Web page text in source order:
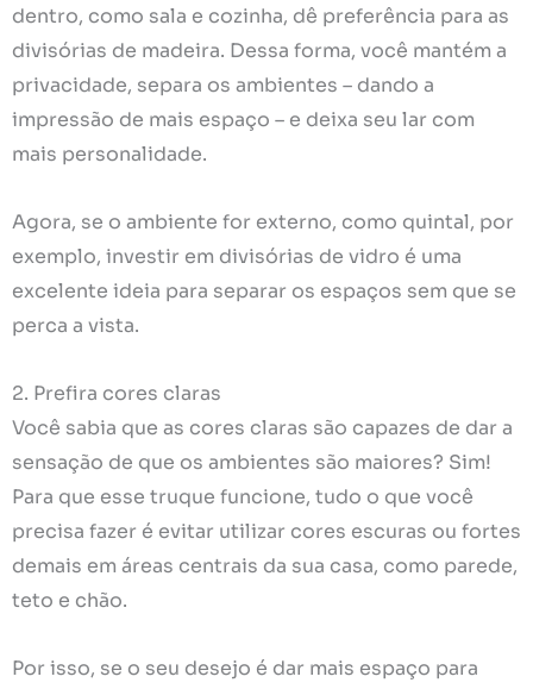
dentro, como sala e cozinha, dê preferência para as
divisórias de madeira. Dessa forma, você mantém a
privacidade, separa os ambientes – dando a
impressão de mais espaço – e deixa seu lar com
mais personalidade.
Agora, se o ambiente for externo, como quintal, por
exemplo, investir em divisórias de vidro é uma
excelente ideia para separar os espaços sem que se
perca a vista.
2. Prefira cores claras
Você sabia que as cores claras são capazes de dar a
sensação de que os ambientes são maiores? Sim!
Para que esse truque funcione, tudo o que você
precisa fazer é evitar utilizar cores escuras ou fortes
demais em áreas centrais da sua casa, como parede,
teto e chão.
Por isso, se o seu desejo é dar mais espaço para